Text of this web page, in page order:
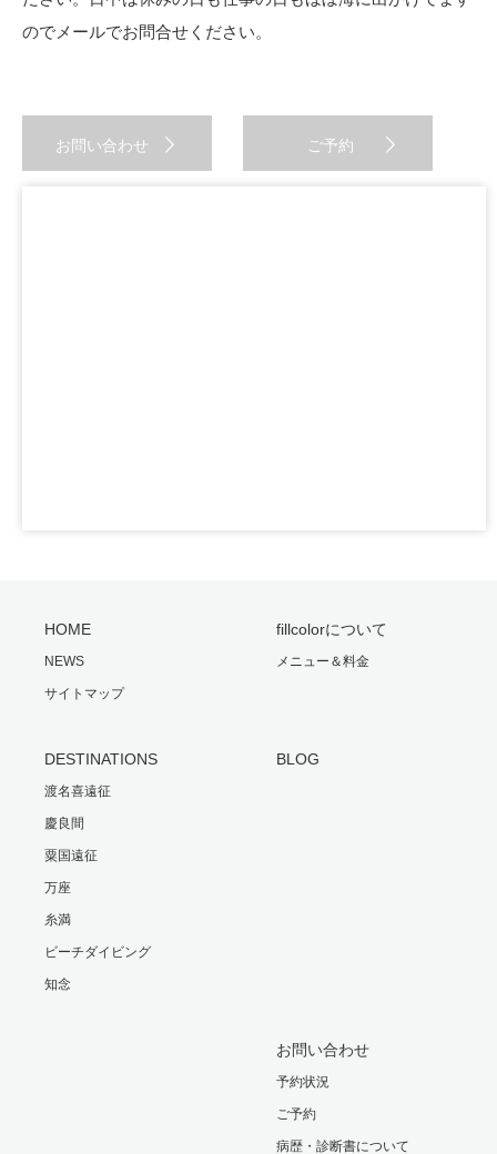
のでメールでお問合せください。
お問い合わせ ご予約
HOME
NEWS
サイトマップ
fillcolorについて
メニュー＆料金
DESTINATIONS
渡名喜遠征
慶良間
粟国遠征
万座
糸満
ビーチダイビング
知念
BLOG
お問い合わせ
予約状況
ご予約
病歴・診断書について